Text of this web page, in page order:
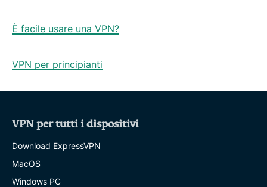
È facile usare una VPN?
VPN per principianti
VPN per tutti i dispositivi
Download ExpressVPN
MacOS
Windows PC